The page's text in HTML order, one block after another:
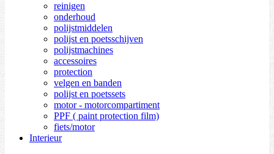
reinigen
onderhoud
polijstmiddelen
polijst en poetsschijven
polijstmachines
accessoires
protection
velgen en banden
polijst en poetssets
motor - motorcompartiment
PPF ( paint protection film)
fiets/motor
Interieur